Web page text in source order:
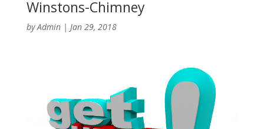
Winstons-Chimney
byAdmin| Jan 29, 2018